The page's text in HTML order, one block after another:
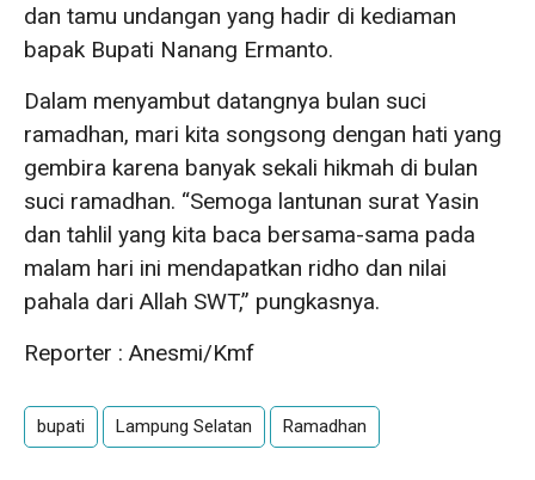
dan tamu undangan yang hadir di kediaman
bapak Bupati Nanang Ermanto.
Dalam menyambut datangnya bulan suci
ramadhan, mari kita songsong dengan hati yang
gembira karena banyak sekali hikmah di bulan
suci ramadhan. “Semoga lantunan surat Yasin
dan tahlil yang kita baca bersama-sama pada
malam hari ini mendapatkan ridho dan nilai
pahala dari Allah SWT,” pungkasnya.
Reporter : Anesmi/Kmf
bupati Lampung Selatan Ramadhan